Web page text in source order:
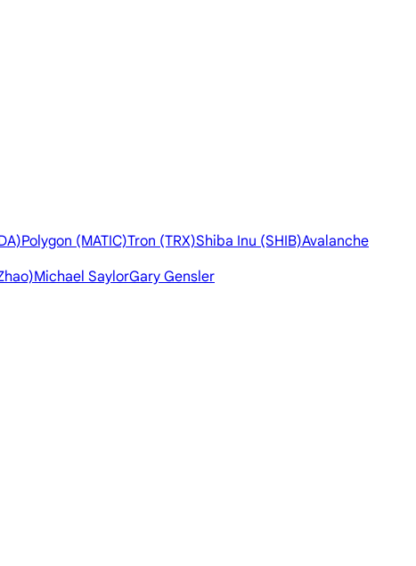
Polygon (MATIC)Tron (TRX)Shiba Inu (SHIB)Avalanche
Michael SaylorGary Gensler